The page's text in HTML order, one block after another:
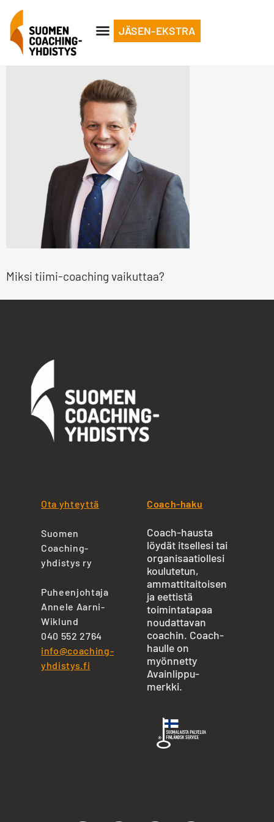
JÄSEN-EKSTRA
Miksi tiimi-coaching vaikuttaa?
Ota yhteyttä
Suomen
Coaching-
yhdistys ry
Puheenjohtaja
Annele Aarni-
Wiklund
040 552 2764
info@coaching-
yhdistys.fi
Coach-haku
Coach-hausta
löydät itsellesi tai
organisaatiollesi
koulutetun,
ammattitaitoisen
ja eettistä
toimintatapaa
noudattavan
coachin. Coach-
haulle on
myönnetty
Avainlippu-
merkki.